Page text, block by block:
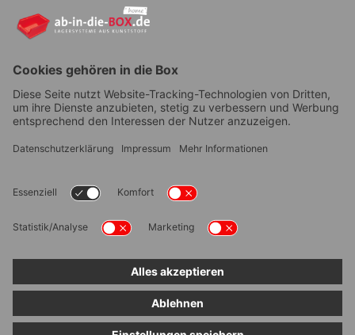
YouTube
Bestellvorgang|Impressum|Information zur
Barrierefreiheit